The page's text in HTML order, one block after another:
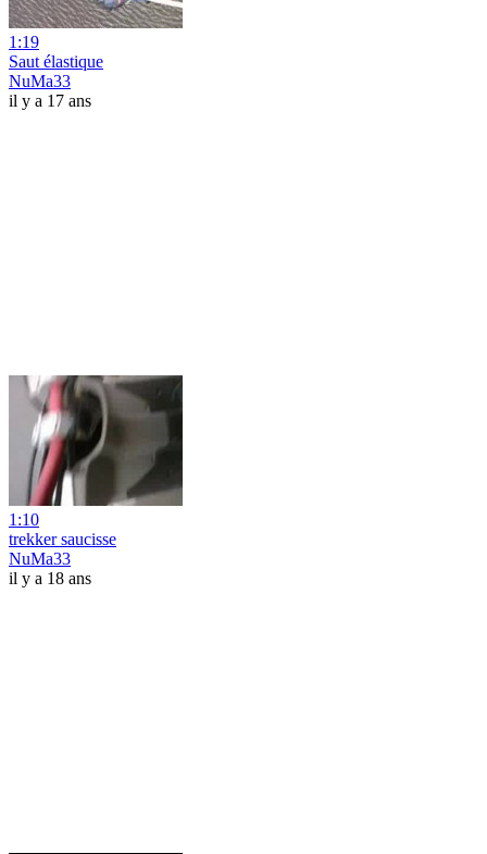
1:19
Saut élastique
NuMa33
il y a 17 ans
1:10
trekker saucisse
NuMa33
il y a 18 ans